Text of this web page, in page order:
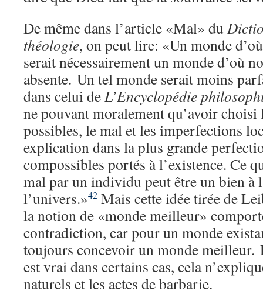
De même dans l’article «Mal» du
théologie, on peut lire: «Un monde
serait nécessairement un monde d’où
absente. Un tel monde serait moins
dans celui deL’Encyclopédie
ne pouvant moralement qu’avoir
possibles, le mal et les imperfections
explication dans la plus grande
compossibles portés à l’existence. Ce
mal par un individu peut être un bien à
l’univers.»42 Mais cette idée tirée de
la notion de «monde meilleur»
contradiction, car pour un monde
toujours concevoir un monde meilleur.
est vrai dans certains cas, cela
naturels et les actes de barbarie.